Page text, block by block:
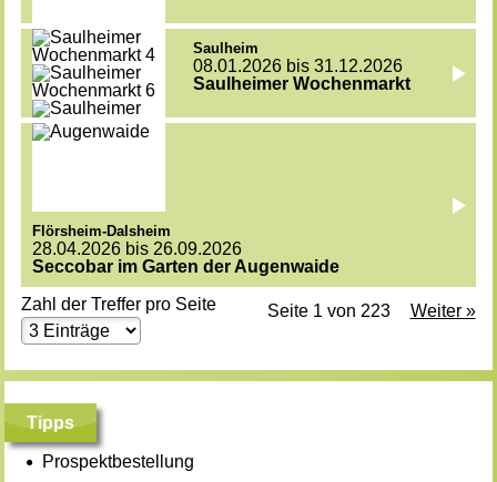
Saulheim
08.01.2026 bis 31.12.2026
Saulheimer Wochenmarkt
Flörsheim-Dalsheim
28.04.2026 bis 26.09.2026
Seccobar im Garten der Augenwaide
Zahl der Treffer pro Seite
Weiter »
Seite 1 von 223
Tipps
Prospektbestellung